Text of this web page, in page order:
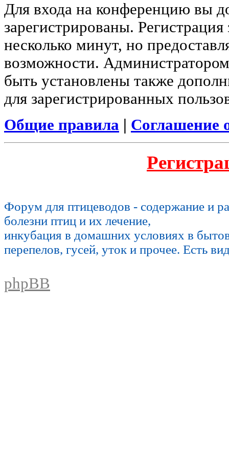
Для входа на конференцию вы
зарегистрированы. Регистрация
несколько минут, но
возможности.
быть установлены также
для зарегистрированных
Общие правила
Соглашение
Форум для птицеводов - содержание и
болезни птиц и их лечение,
инкубация в домашних условиях в
перепелов, гусей, уток и прочее. Есть
phpBB